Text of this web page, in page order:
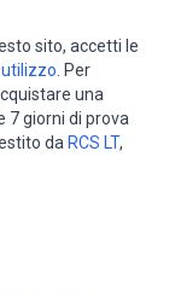
sito, accetti le
. Per
una
7 giorni di prova
da RCS LT,